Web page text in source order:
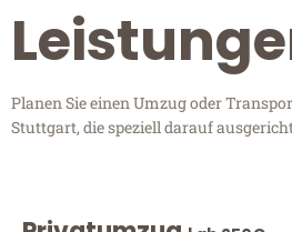
Planen Sie einen Umzug oder
Stuttgart, die speziell darauf